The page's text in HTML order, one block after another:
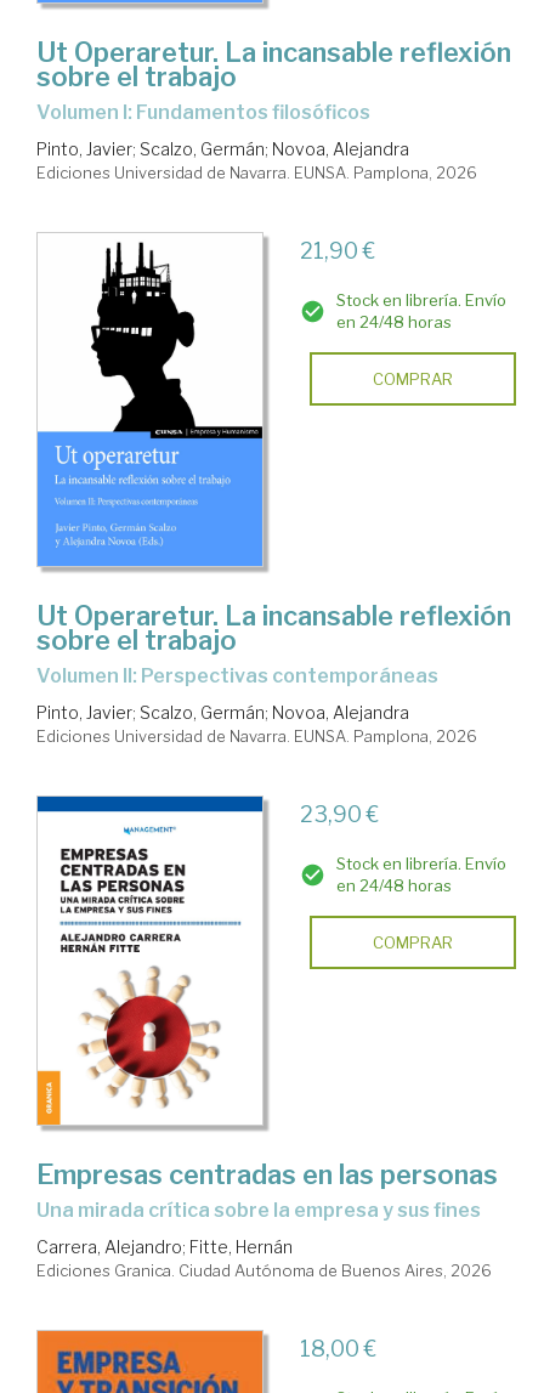
Ut Operaretur. La incansable reflexión
sobre el trabajo
Volumen I: Fundamentos filosóficos
Pinto, Javier; Scalzo, Germán; Novoa, Alejandra
Ediciones Universidad de Navarra. EUNSA. Pamplona, 2026
21,90 €
Stock en librería. Envío
en 24/48 horas
COMPRAR
Ut Operaretur. La incansable reflexión
sobre el trabajo
Volumen II: Perspectivas contemporáneas
Pinto, Javier; Scalzo, Germán; Novoa, Alejandra
Ediciones Universidad de Navarra. EUNSA. Pamplona, 2026
23,90 €
Stock en librería. Envío
en 24/48 horas
COMPRAR
Empresas centradas en las personas
Una mirada crítica sobre la empresa y sus fines
Carrera, Alejandro; Fitte, Hernán
Ediciones Granica. Ciudad Autónoma de Buenos Aires, 2026
18,00 €